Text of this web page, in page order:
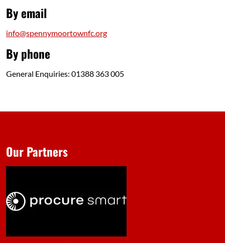
By email
info@spennymoortownfc.org
By phone
General Enquiries: 01388 363 005
Our Partners